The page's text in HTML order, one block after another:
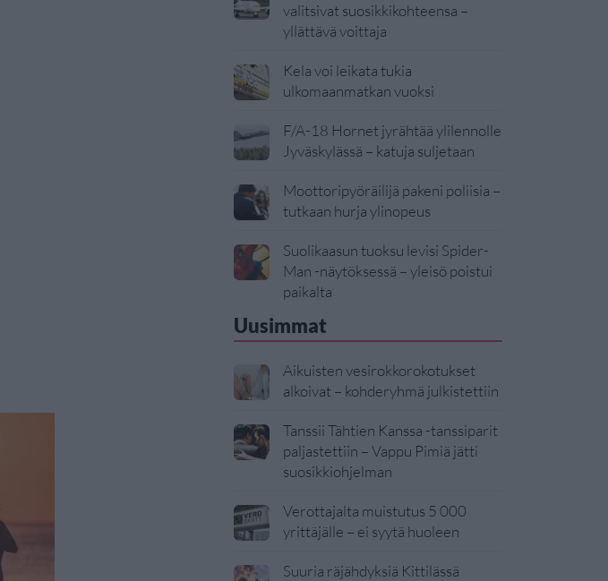
valitsivat suosikkikohteensa –
yllättävä voittaja
Kela voi leikata tukia
ulkomaanmatkan vuoksi
F/A-18 Hornet jyrähtää ylilennolle
Jyväskylässä – katuja suljetaan
Moottoripyöräilijä pakeni poliisia –
tutkaan hurja ylinopeus
Suolikaasun tuoksu levisi Spider-
Man -näytöksessä – yleisö poistui
paikalta
Uusimmat
Aikuisten vesirokkorokotukset
alkoivat – kohderyhmä julkistettiin
Tanssii Tähtien Kanssa -tanssiparit
paljastettiin – Vappu Pimiä jätti
suosikkiohjelman
Verottajalta muistutus 5 000
yrittäjälle – ei syytä huoleen
Suuria räjähdyksiä Kittilässä